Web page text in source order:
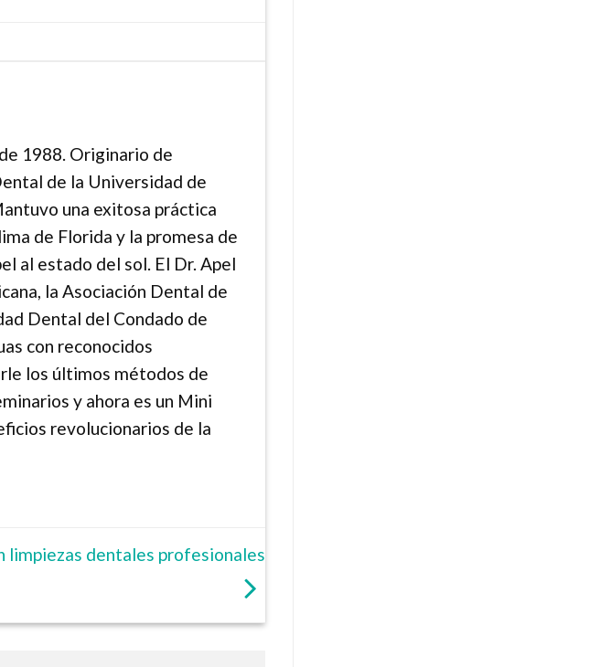
1988. Originario de
de la Universidad de
una exitosa práctica
de Florida y la promesa de
al estado del sol. El Dr. Apel
la Asociación Dental de
Dental del Condado de
con reconocidos
los últimos métodos de
y ahora es un Mini
revolucionarios de la
limpiezas dentales profesionales